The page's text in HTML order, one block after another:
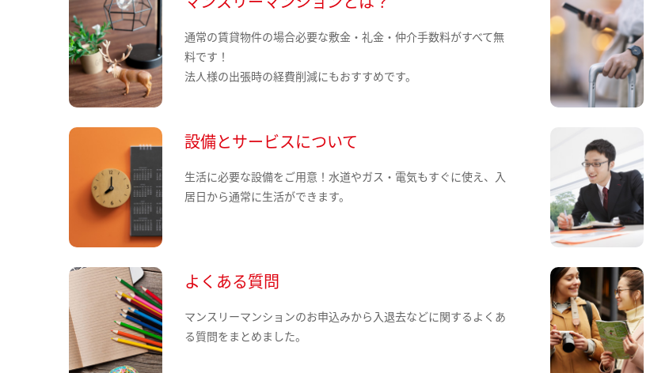
通常の賃貸物件の場合必要な敷金・礼金・仲介手数料がすべて無
料です！
法人様の出張時の経費削減にもおすすめです。
設備とサービスについて
生活に必要な設備をご用意！水道やガス・電気もすぐに使え、入
居日から通常に生活ができます。
よくある質問
マンスリーマンションのお申込みから入退去などに関するよくあ
る質問をまとめました。